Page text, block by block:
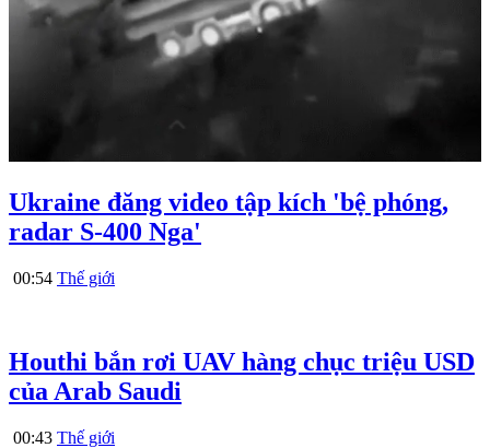
Ukraine đăng video tập kích 'bệ phóng,
radar S-400 Nga'
00:54 Thế giới
Houthi bắn rơi UAV hàng chục triệu USD
của Arab Saudi
00:43 Thế giới